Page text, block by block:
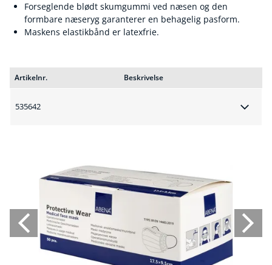
Forseglende blødt skumgummi ved næsen og den
formbare næseryg garanterer en behagelig pasform.
Maskens elastikbånd er latexfrie.
Artikelnr. Beskrivelse
535642